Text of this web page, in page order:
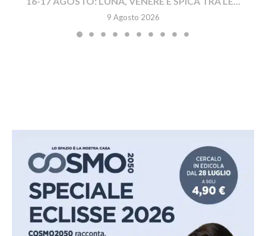
9 Agosto 2026